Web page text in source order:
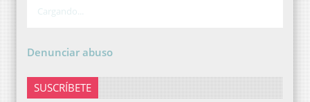
Cargando...
Denunciar abuso
SUSCRÍBETE